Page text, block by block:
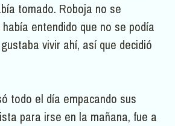
tomado. Roboja no se
entendido que no se podía
vivir ahí, así que decidió
todo el día empacando sus
para irse en la mañana, fue a